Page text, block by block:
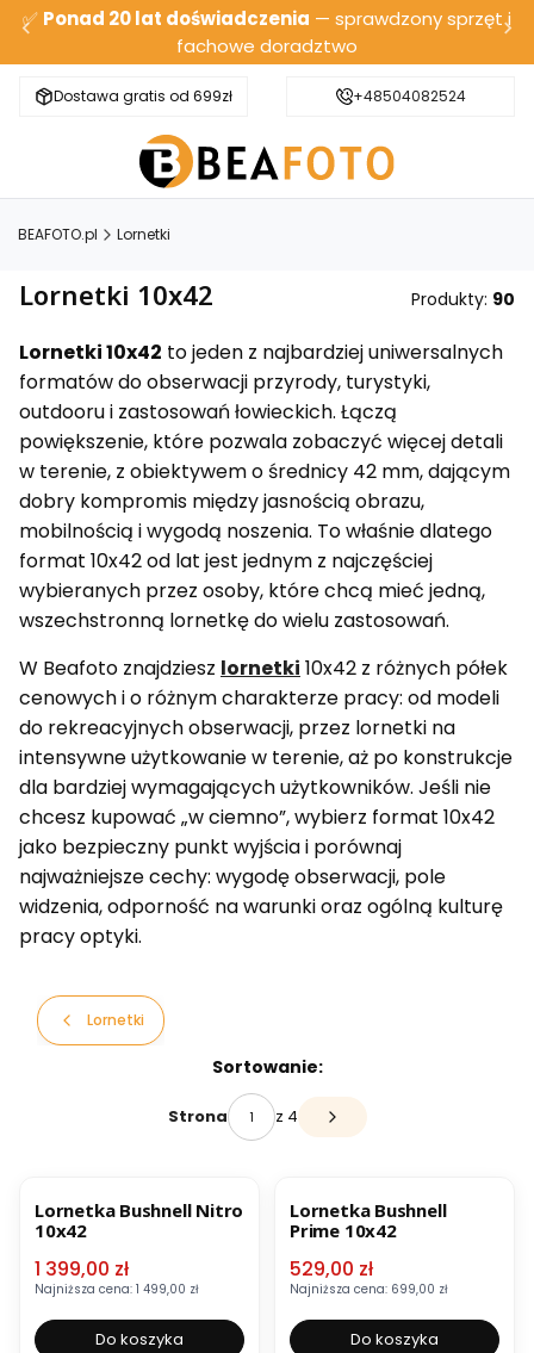
✅ Ponad 20 lat doświadczenia — sprawdzony sprzęt i
fachowe doradztwo
Dostawa gratis od 699zł Bezpieczna wysyłka
+48504082524
BEAFOTO.pl Lornetki
Lornetki 10x42 Produkty: 90
Lornetki 10x42 to jeden z najbardziej uniwersalnych
formatów do obserwacji przyrody, turystyki,
outdooru i zastosowań łowieckich. Łączą
powiększenie, które pozwala zobaczyć więcej detali
w terenie, z obiektywem o średnicy 42 mm, dającym
dobry kompromis między jasnością obrazu,
mobilnością i wygodą noszenia. To właśnie dlatego
format 10x42 od lat jest jednym z najczęściej
wybieranych przez osoby, które chcą mieć jedną,
wszechstronną lornetkę do wielu zastosowań.
W Beafoto znajdziesz lornetki 10x42 z różnych półek
cenowych i o różnym charakterze pracy: od modeli
do rekreacyjnych obserwacji, przez lornetki na
intensywne użytkowanie w terenie, aż po konstrukcje
dla bardziej wymagających użytkowników. Jeśli nie
chcesz kupować „w ciemno”, wybierz format 10x42
jako bezpieczny punkt wyjścia i porównaj
najważniejsze cechy: wygodę obserwacji, pole
widzenia, odporność na warunki oraz ogólną kulturę
pracy optyki.
Lornetki
Sortowanie:
Strona z 4 Następne produkty
Lornetka Bushnell Nitro
10x42
Cena promocyjna
1 399,00 zł
Najniższa cena: 1 499,00 zł
Do koszyka
Lornetka Bushnell
Prime 10x42
Cena promocyjna
529,00 zł
Najniższa cena: 699,00 zł
Do koszyka